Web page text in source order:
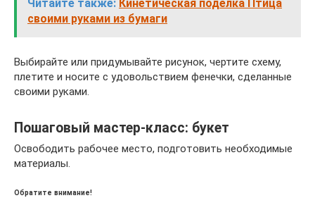
Читайте также: Кинетическая поделка Птица
своими руками из бумаги
Выбирайте или придумывайте рисунок, чертите схему,
плетите и носите с удовольствием фенечки, сделанные
своими руками.
Пошаговый мастер-класс: букет
Освободить рабочее место, подготовить необходимые
материалы.
Обратите внимание!